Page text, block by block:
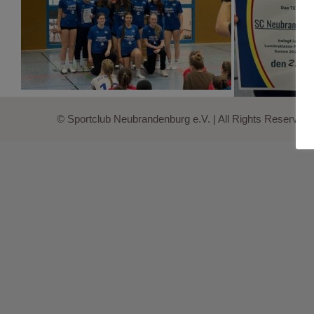
© Sportclub Neubrandenburg e.V. | All Rights Reserved